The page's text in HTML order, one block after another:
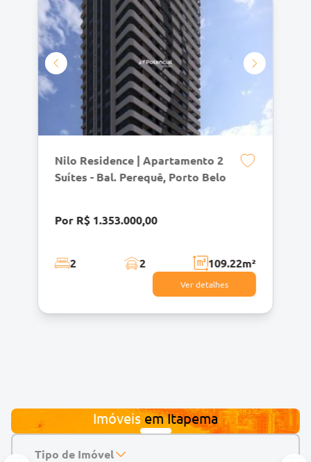
Nilo Residence | Apartamento 2
Suítes - Bal. Perequê, Porto Belo
Por R$ 1.353.000,00
2 2 109.22m²
Ver detalhes
Imóveis emItapema
Tipo de Imóvel